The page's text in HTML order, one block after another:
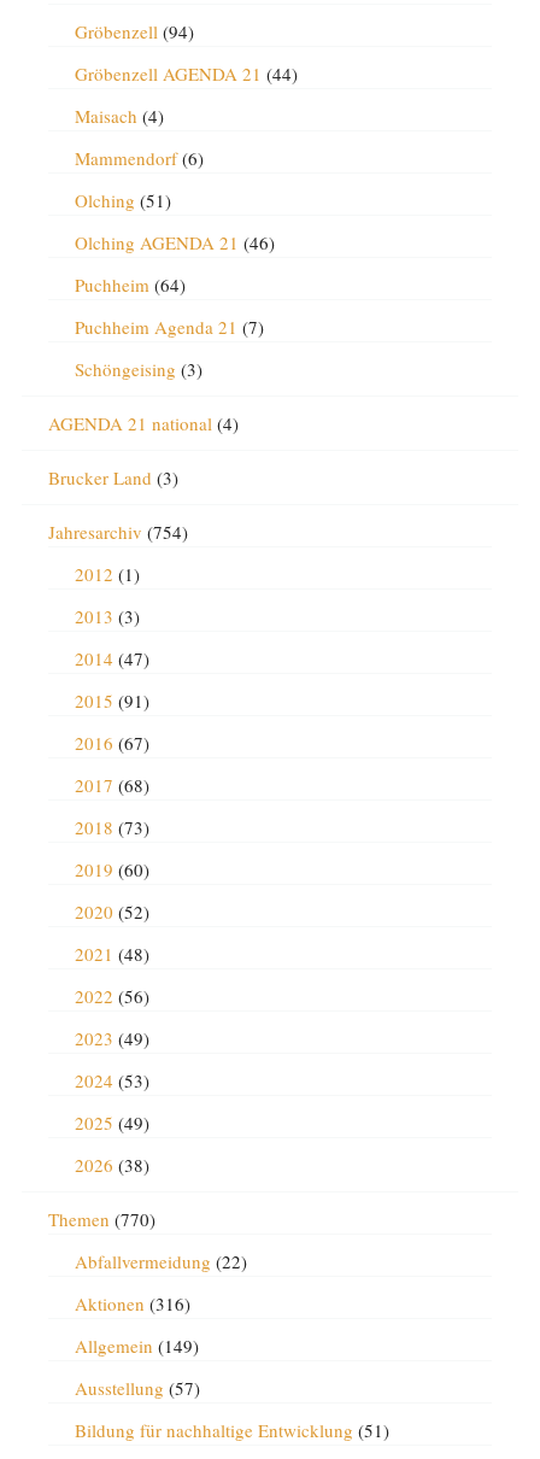
Gröbenzell(94)
Gröbenzell AGENDA 21 (44)
Maisach (4)
Mammendorf(6)
Olching (51)
Olching AGENDA 21 (46)
Puchheim(64)
Puchheim Agenda 21 (7)
Schöngeising (3)
AGENDA 21 national(4)
Brucker Land (3)
Jahresarchiv (754)
2012 (1)
2013 (3)
2014 (47)
2015 (91)
2016 (67)
2017 (68)
2018 (73)
2019 (60)
2020 (52)
2021 (48)
2022 (56)
2023 (49)
2024 (53)
2025 (49)
2026 (38)
Themen (770)
Abfallvermeidung (22)
Aktionen (316)
Allgemein (149)
Ausstellung (57)
Bildung für nachhaltige Entwicklung (51)